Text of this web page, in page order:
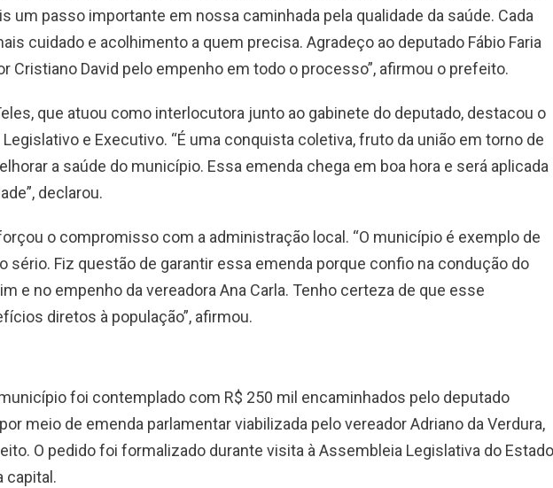
um passo importante em nossa caminhada pela qualidade da saúde. Cada
cuidado e acolhimento a quem precisa. Agradeço ao deputado Fábio Faria
Cristiano David pelo empenho em todo o processo”, afirmou o prefeito.
que atuou como interlocutora junto ao gabinete do deputado, destacou o
e Executivo. “É uma conquista coletiva, fruto da união em torno de
a saúde do município. Essa emenda chega em boa hora e será aplicada
declarou.
o compromisso com a administração local. “O município é exemplo de
sério. Fiz questão de garantir essa emenda porque confio na condução do
e no empenho da vereadora Ana Carla. Tenho certeza de que esse
diretos à população”, afirmou.
foi contemplado com R$ 250 mil encaminhados pelo deputado
meio de emenda parlamentar viabilizada pelo vereador Adriano da Verdura,
O pedido foi formalizado durante visita à Assembleia Legislativa do Estado
capital.